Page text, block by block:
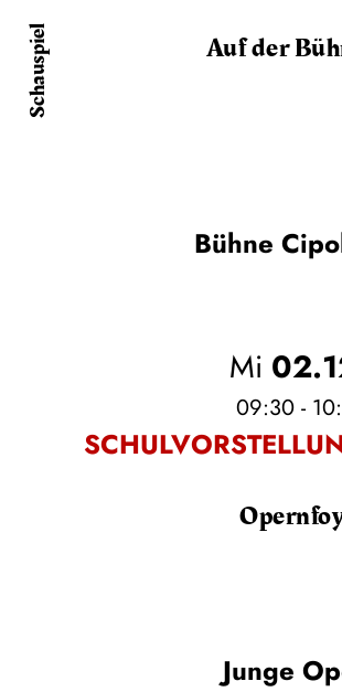
Schauspiel Auf der
Bühne
Mi
09:30 -
Junge